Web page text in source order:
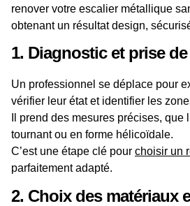
renover votre escalier métallique
obtenant un résultatdesign,
1. Diagnostic et prise
Un professionnel se déplace pour
vérifier leur état et identifier les
Il prend des mesures précises, que
tournant ou en forme hélicoïdale.
C’est une étape clé pour choisir un
parfaitement adapté.
2. Choix des matériaux